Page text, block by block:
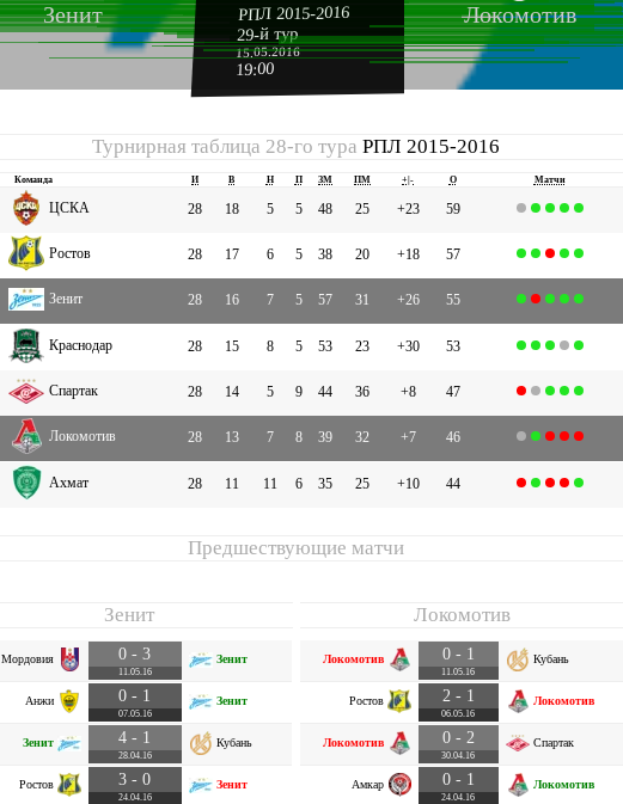
Зенит Локомотив
РПЛ 2015-2016
29-й тур
15.05.2016
19:00
Турнирная таблица 28-го тураРПЛ 2015-2016
Команда И В Н П ЗМ ПМ +|- О Матчи
ЦСКА 28 18 5 5 48 25 +23 59
Ростов 28 17 6 5 38 20 +18 57
Зенит 28 16 7 5 57 31 +26 55
Краснодар 28 15 8 5 53 23 +30 53
Спартак 28 14 5 9 44 36 +8 47
Локомотив 28 13 7 8 39 32 +7 46
Ахмат 28 11 11 6 35 25 +10 44
Предшествующие матчи
Зенит
Мордовия 0 - 3
11.05.16
Зенит
Анжи 0 - 1
07.05.16
Зенит
Зенит 4 - 1
28.04.16
Кубань
Ростов 3 - 0
24.04.16
Зенит
Локомотив
Локомотив 0 - 1
11.05.16
Кубань
Ростов 2 - 1
06.05.16
Локомотив
Локомотив 0 - 2
30.04.16
Спартак
Амкар 0 - 1
24.04.16
Локомотив